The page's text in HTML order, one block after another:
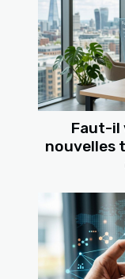
Faut-il
nouvelles